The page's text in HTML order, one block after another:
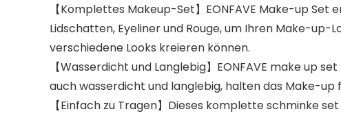
【Komplettes Makeup-Set】EONFAVE Make-up
Lidschatten, Eyeliner und Rouge, um Ihren Make-
verschiedene Looks kreieren können.
【Wasserdicht und Langlebig】EONFAVE make up
auch wasserdicht und langlebig, halten das Make-
【Einfach zu Tragen】Dieses komplette schminke